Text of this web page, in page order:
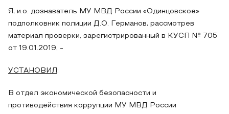
Я, и.о. дознаватель МУ МВД России «Одинцовское»
подполковник полиции Д.О. Германов, рассмотрев
материал проверки, зарегистрированный в КУСП № 705
от 19.01.2019, -
УСТАНОВИЛ :
В отдел экономической безопасности и
противодействия коррупции МУ МВД России